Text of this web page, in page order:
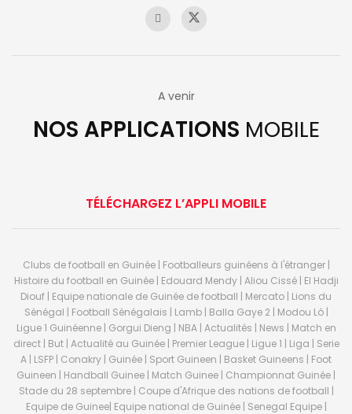
A venir
NOS APPLICATIONS MOBILE
TÉLÉCHARGEZ L’APPLI MOBILE
Clubs de football en Guinée | Footballeurs guinéens à l'étranger |
Histoire du football en Guinée | Edouard Mendy | Aliou Cissé | El Hadji
Diouf | Equipe nationale de Guinée de football | Mercato | Lions du
Sénégal | Football Sénégalais | Lamb | Balla Gaye 2 | Modou Lô |
Ligue 1 Guinéenne | Gorgui Dieng | NBA | Actualités | News | Match en
direct | But | Actualité au Guinée | Premier League | Ligue 1 | Liga | Serie
A | LSFP | Conakry | Guinée | Sport Guineen | Basket Guineens | Foot
Guineen | Handball Guinee | Match Guinee | Championnat Guinée |
Stade du 28 septembre | Coupe d'Afrique des nations de football |
Equipe de Guinee| Equipe national de Guinée | Senegal Equipe |